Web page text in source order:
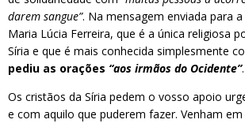
darem sangue”. Na mensagem enviada para a
Maria Lúcia Ferreira, que é a única religiosa
Síria e que é mais conhecida simplesmente
pediu as orações “aos irmãos do Ocidente”.
Os cristãos da Síria pedem o vosso apoio
e com aquilo que puderem fazer. Venham